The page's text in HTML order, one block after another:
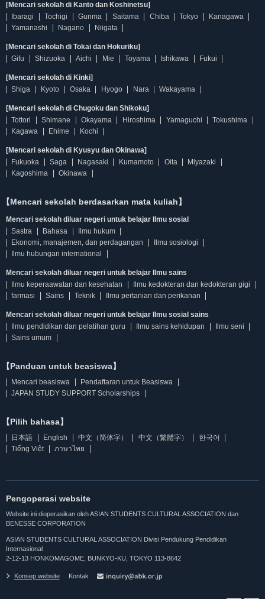
[Mencari sekolah di Kanto dan Koshinetsu]
Ibaragi
Tochigi Gunma Saitama Chiba Tokyo
Kanagawa
Yamanashi
Nagano Niigata
[Mencari sekolah di Tokai dan Hokuriku]
Gifu
Shizuoka Aichi Mie Toyama Ishikawa Fukui
[Mencari sekolah di Kinki]
Shiga
Kyoto Osaka Hyogo Nara Wakayama
[Mencari sekolah di Chugoku dan Shikoku]
Tottori
Shimane Okayama Hiroshima Yamaguchi
Tokushima
Kagawa
Ehime Kochi
[Mencari sekolah di Kyusyu dan Okinawa]
Fukuoka
Saga Nagasaki Kumamoto Oita
Miyazaki
Kagoshima
Okinawa
【Mencari sekolah berdasarkan mata kuliah】
Mencari sekolah diluar negeri untuk belajar Ilmu sosial
Sastra
Bahasa
Ilmu hukum
Ekonomi, manajemen, dan perdagangan
Ilmu sosiologi
Ilmu hubungan international
Mencari sekolah diluar negeri untuk belajar Ilmu sains
Ilmu keperaawatan dan kesehatan
Ilmu kedokteran dan kedokteran gigi
farmasi
Sains Teknik Ilmu pertanian dan perikanan
Mencari sekolah diluar negeri untuk belajar Ilmu sosial sains
Ilmu pendidikan dan pelatihan guru
Ilmu sains kehidupan
Ilmu seni
Sains umum
【Panduan untuk beasiswa】
Mencari beasiswa
Pendaftaran untuk Beasiswa
JAPAN STUDY SUPPORT Scholarships
【Pilih bahasa】
日本語 English 中文（简体字） 中文（繁體字）
한국어
Tiếng Việt
ภาษาไทย
Pengoperasi website
Website ini dioperasikan oleh ASIAN STUDENTS CULTURAL ASSOCIATION dan
BENESSE CORPORATION
ASIAN STUDENTS CULTURAL ASSOCIATION Divisi Pendukung Pendidikan
Internasional
2-12-13 HONKOMAGOME, BUNKYO-KU, TOKYO 113-8642
Konsep website Kontak